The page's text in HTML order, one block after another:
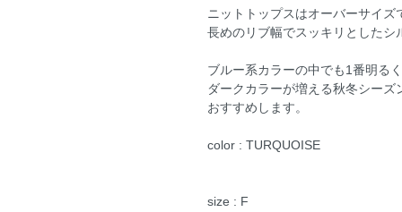
ニットトップスはオーバーサイ
長めのリブ幅でスッキリとしたシ
ブルー系カラーの中でも1番明る
ダークカラーが増える秋冬シー
おすすめします。
color : TURQUOISE
size : F